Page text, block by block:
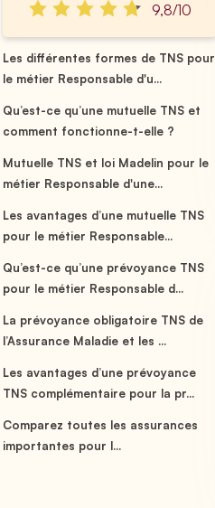
9,8/10
Les différentes formes de TNS pour
le métier Responsable d'u...
Qu’est-ce qu’une mutuelle TNS et
comment fonctionne-t-elle ?
Mutuelle TNS et loi Madelin pour le
métier Responsable d'une...
Les avantages d’une mutuelle TNS
pour le métier Responsable...
Qu’est-ce qu’une prévoyance TNS
pour le métier Responsable d...
La prévoyance obligatoire TNS de
l’Assurance Maladie et les ...
Les avantages d’une prévoyance
TNS complémentaire pour la pr...
Comparez toutes les assurances
importantes pour l...